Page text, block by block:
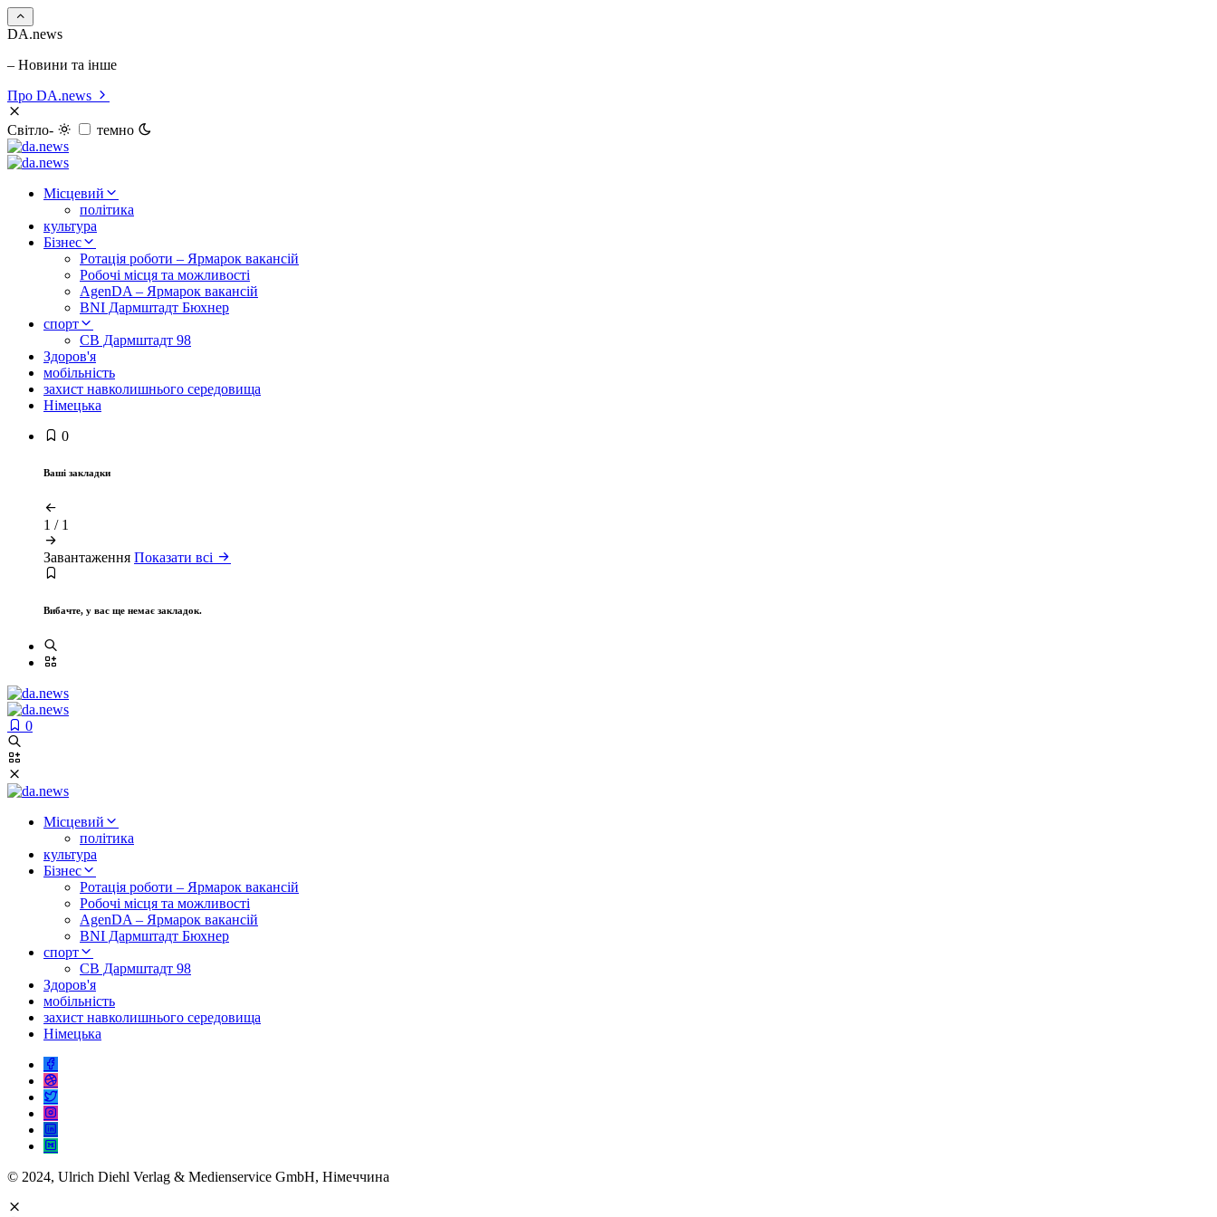
DA.news
– Новини та інше
Про DA.news
Світло- темно
Місцевий
політика
культура
Бізнес
Ротація роботи – Ярмарок вакансій
Робочі місця та можливості
AgenDA – Ярмарок вакансій
BNI Дармштадт Бюхнер
спорт
СВ Дармштадт 98
Здоров'я
мобільність
захист навколишнього середовища
Німецька
0
Ваші закладки
1 / 1
Завантаження Показати всі
Вибачте, у вас ще немає закладок.
0
Місцевий
політика
культура
Бізнес
Ротація роботи – Ярмарок вакансій
Робочі місця та можливості
AgenDA – Ярмарок вакансій
BNI Дармштадт Бюхнер
спорт
СВ Дармштадт 98
Здоров'я
мобільність
захист навколишнього середовища
Німецька
© 2024, Ulrich Diehl Verlag & Medienservice GmbH, Німеччина